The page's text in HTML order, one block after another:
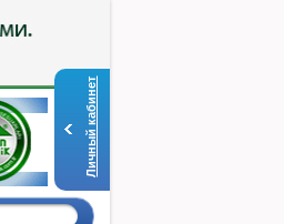
Личный кабинет